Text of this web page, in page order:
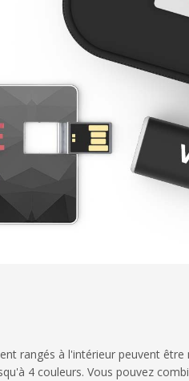
rangés à l'intérieur peuvent être
4 couleurs. Vous pouvez